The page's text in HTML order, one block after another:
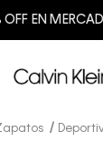
EN